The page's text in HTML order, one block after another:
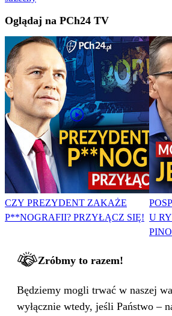
Oglądaj na PCh24 TV
CZY PREZYDENT ZAKAŻE
P**NOGRAFII? PRZYŁĄCZ SIĘ! U
Zróbmy to razem!
Będziemy mogli trwać w naszej
wyłącznie wtedy, jeśli Państwo –